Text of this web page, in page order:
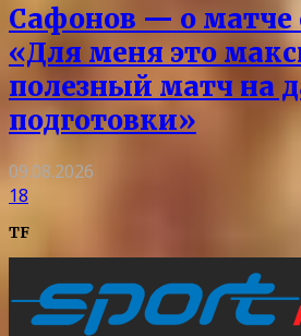
Сафонов — о
«Для меня это
полезный матч на
подготовки»
09.08.2026
18
TF